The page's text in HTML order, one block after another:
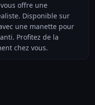
offre une
Disponible sur
une manette pour
Profitez de la
chez vous.